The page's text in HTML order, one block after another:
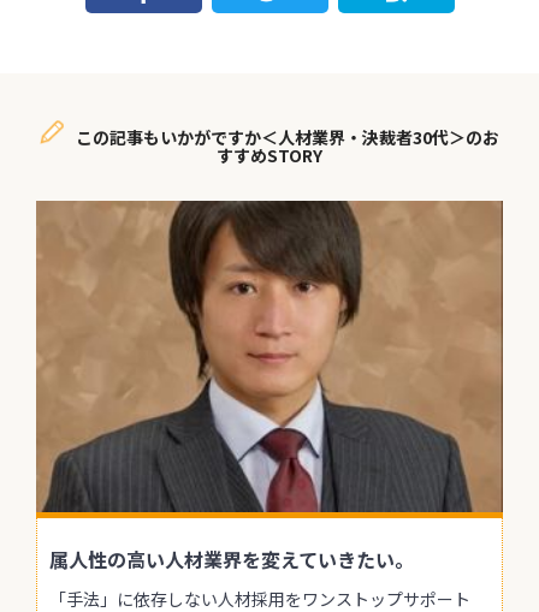
この記事もいかがですか＜人材業界・決裁者30代＞のお
すすめSTORY
属人性の高い人材業界を変えていきたい。
「手法」に依存しない人材採用をワンストップサポート